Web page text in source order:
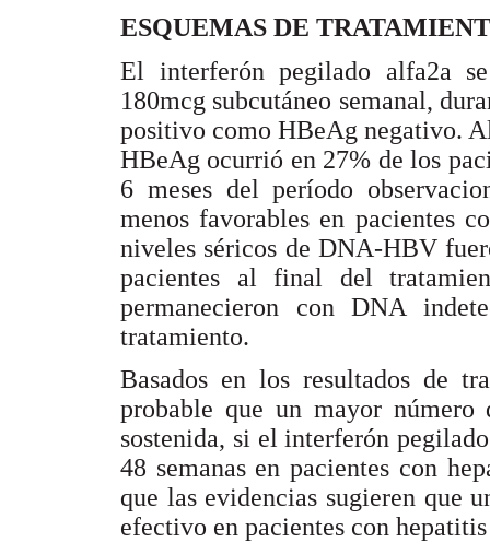
ESQUEMAS DE
El interferón pegilado alfa2a
180mcg subcutáneo semanal,
positivo como HBeAg negativo.
HBeAg ocurrió en 27% de los
6 meses del período
menos favorables en pacientes
niveles séricos de DNA-HBV
pacientes al final del
permanecieron con DNA
tratamiento.
Basados en los resultados de
probable que un mayor número
sostenida, si el interferón
48 semanas en pacientes con
que las evidencias sugieren que
efectivo en pacientes con